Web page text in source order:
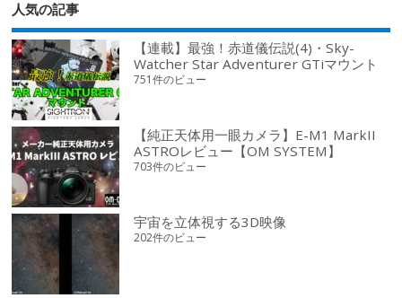
人気の記事
【連載】最強！赤道儀伝説(4)・Sky-
Watcher Star Adventurer GTiマウント
751件のビュー
【純正天体用一眼カメラ】E-M1 MarkII
ASTROレビュー【OM SYSTEM】
703件のビュー
宇宙を立体視する3D映像
202件のビュー